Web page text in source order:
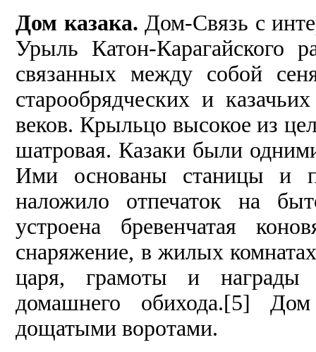
Дом казака.Дом-Связь с
Урыль Катон-
связанных между собой
старообрядческих и
веков. Крыльцо высокое из
шатровая. Казаки были
Ими основаны станицы и
наложило отпечаток на
устроена бревенчатая
снаряжение, в жилых
царя, грамоты и награды
домашнего обихода.[5]
дощатыми воротами.